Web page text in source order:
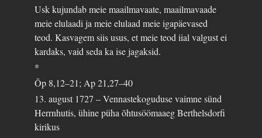
Usk kujundab meie maailmavaate, maailmavaade
meie elulaadi ja meie elulaad meie igapäevased
teod. Kasvagem siis usus, et meie teod iial valgust ei
kardaks, vaid seda ka ise jagaksid.
*
Õp 8,12–21; Ap 21,27–40
13. august 1727 – Vennastekoguduse vaimne sünd
Herrnhutis, ühine püha õhtusöömaaeg Berthelsdorfi
kirikus